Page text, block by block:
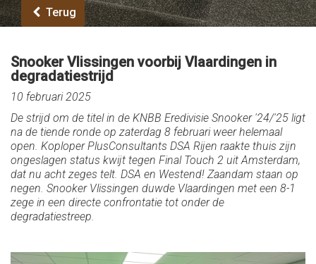
Terug
Snooker Vlissingen voorbij Vlaardingen in
degradatiestrijd
10 februari 2025
De strijd om de titel in de KNBB Eredivisie Snooker '24/'25 ligt
na de tiende ronde op zaterdag 8 februari weer helemaal
open. Koploper PlusConsultants DSA Rijen raakte thuis zijn
ongeslagen status kwijt tegen Final Touch 2 uit Amsterdam,
dat nu acht zeges telt. DSA en Westend! Zaandam staan op
negen. Snooker Vlissingen duwde Vlaardingen met een 8-1
zege in een directe confrontatie tot onder de
degradatiestreep.